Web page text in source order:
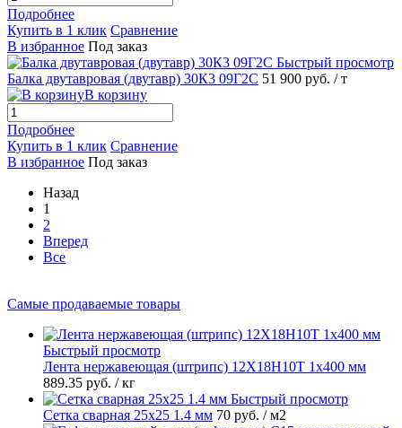
Подробнее
Купить в 1 клик Сравнение
В избранное Под заказ
Быстрый просмотр
Балка двутавровая (двутавр) 30К3 09Г2С 51 900 руб. / т
В корзину
Подробнее
Купить в 1 клик Сравнение
В избранное Под заказ
Назад
1
2
Вперед
Все
Самые продаваемые товары
Быстрый просмотр
Лента нержавеющая (штрипс) 12Х18Н10Т 1х400 мм
889.35 руб. / кг
Быстрый просмотр
Сетка сварная 25х25 1.4 мм 70 руб. / м2